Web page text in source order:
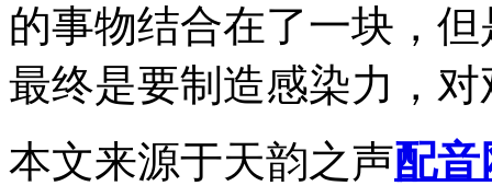
的事物结合在了一块，
最终是要制造感染力，
本文来源于天韵之声配音